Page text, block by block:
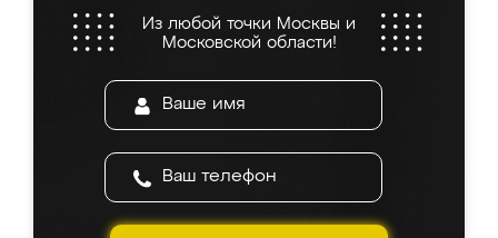
Из любой точки Москвы и
Московской области!